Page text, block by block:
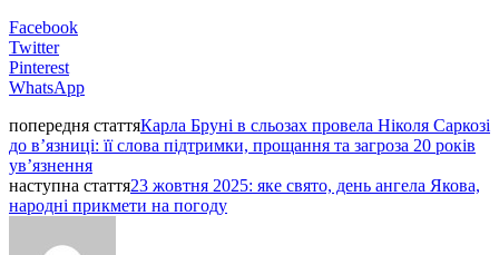
Facebook
Twitter
Pinterest
WhatsApp
попередня статтяКарла Бруні в сльозах провела Ніколя Саркозі
до в’язниці: її слова підтримки, прощання та загроза 20 років
ув’язнення
наступна стаття23 жовтня 2025: яке свято, день ангела Якова,
народні прикмети на погоду